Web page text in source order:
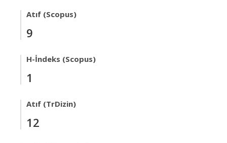
Atıf (Scopus)
9
H-İndeks (Scopus)
1
Atıf (TrDizin)
12